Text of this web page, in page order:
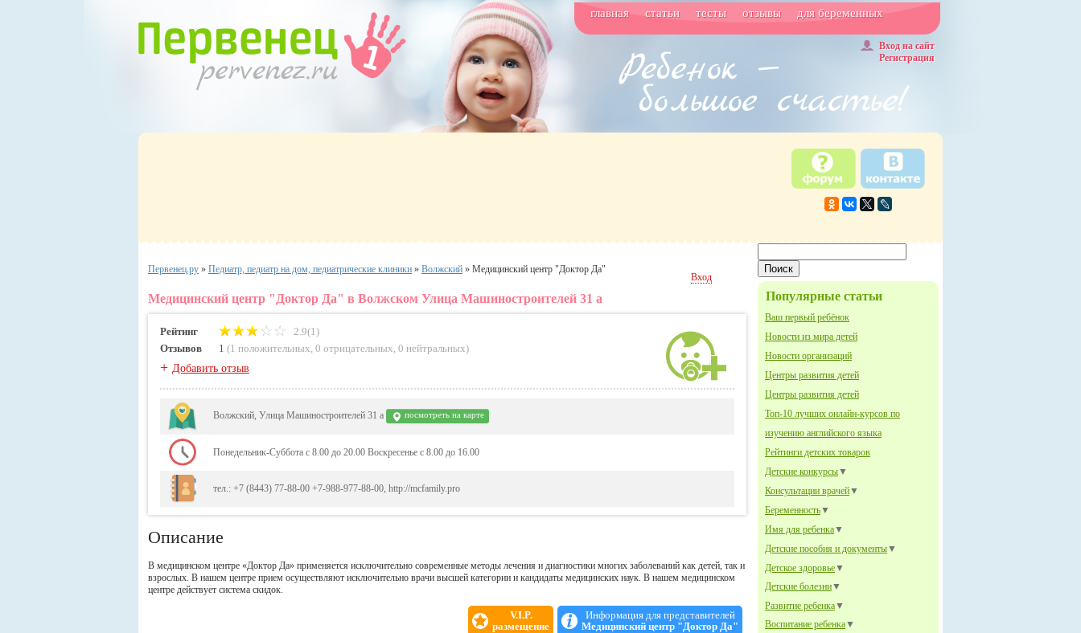
главная статьи тесты отзывы для беременных
Вход на сайт
Регистрация
Популярные статьи
Ваш первый ребёнок
Новости из мира детей
Новости организаций
Центры развития детей
Центры развития детей
Топ-10 лучших онлайн-курсов по
изучению английского языка
Рейтинги детских товаров
Детские конкурсы▼
Консультации врачей▼
Беременность▼
Имя для ребенка▼
Детские пособия и документы▼
Детское здоровье▼
Детские болезни▼
Развитие ребенка▼
Воспитание ребенка▼
Первенец.ру » Педиатр, педиатр на дом, педиатрические клиники » Волжский » Медицинский центр "Доктор Да"
Вход
Медицинский центр "Доктор Да" в Волжском Улица Машиностроителей 31 а
Рейтинг
2.9(1)
Отзывов
1 (1 положительных, 0 отрицательных, 0 нейтральных)
+ Добавить отзыв
Волжский, Улица Машиностроителей 31 а посмотреть на карте
Понедельник-Суббота с 8.00 до 20.00 Воскресенье с 8.00 до 16.00
тел.: +7 (8443) 77-88-00 +7-988-977-88-00, http://mcfamily.pro
Описание
В медицинском центре «Доктор Да» применяется исключительно современные методы лечения и диагностики многих заболеваний как детей, так и
взрослых. В нашем центре прием осуществляют исключительно врачи высшей категории и кандидаты медицинских наук. В нашем медицинском
центре действует система скидок.
V.I.P.
размещение
Информация для представителей
Медицинский центр "Доктор Да"